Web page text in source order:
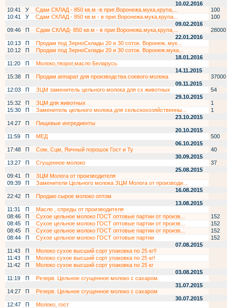
10.02.2016
10:41
У Сдам СКЛАД - 850 кв.м -в приг.Воронежа.мука,крупа,...
100
10:41
У Сдам СКЛАД - 850 кв.м - в приг.Воронежа.мука,крупа...
100
09.02.2016
09:46
П Сдам СКЛАД- 850 кв.м - в приг.Воронежа.мука,крупа,...
28000
22.01.2016
10:13
П
Продам под ЗерноСклады 20 и 30 соток. Воронеж..мук...
10:12
П
Продам под ЗерноСклады 20 и 30 соток. Воронеж.мука...
18.01.2016
11:20
П
Молоко,творог,масло Беларусь.
14.11.2015
15:38
П Продам аппарат для производства соевого молока
37000
09.11.2015
12:03
П ЗЦМ заменитель цельного молока для сх животных
54
29.10.2015
15:32
П ЗЦМ для животных
1
15:30
П Заменитель цельного молока для сельскохозяйственны...
1
23.10.2015
14:27
П
Пищевые ингредиенты
20.10.2015
11:59
П МЕД
500
06.10.2015
17:48
П Сом, Сцм, Яичный порошок Гост и Ту
40
30.09.2015
13:27
П Сгущенное молоко
37
25.08.2015
09:41
П
ЗЦМ Молога от производителя
09:39
П
Заменители Цельного молока ЗЦМ Молога от производи...
16.08.2015
22:42
П
Продаю сырое молоко оптом
13.08.2015
11:31
П
Масло , спреды от производителя
08:46
П Сухое цельное молоко ГОСТ оптовые партии от произв...
152
08:45
П Сухое цельное молоко ГОСТ оптовые партии от произв...
152
08:45
П Сухое цельное молоко ГОСТ оптовые партии от произв...
152
08:44
П Сухое цельное молоко ГОСТ оптовые партии
152
07.08.2015
11:43
П
Молоко сухое высший сорт упаковка по 25 кг!!
11:43
П
Молоко сухое высший сорт упаковка по 25 кг!
11:42
П
Молоко сухое высший сорт упаковка по 25 кг
03.08.2015
11:19
П
Резерв. Цельное сгущенное молоко с сахаром.
31.07.2015
14:27
П
Резерв. Цельное сгущенное молоко с сахаром
30.07.2015
12:47
П
Молоко, гост